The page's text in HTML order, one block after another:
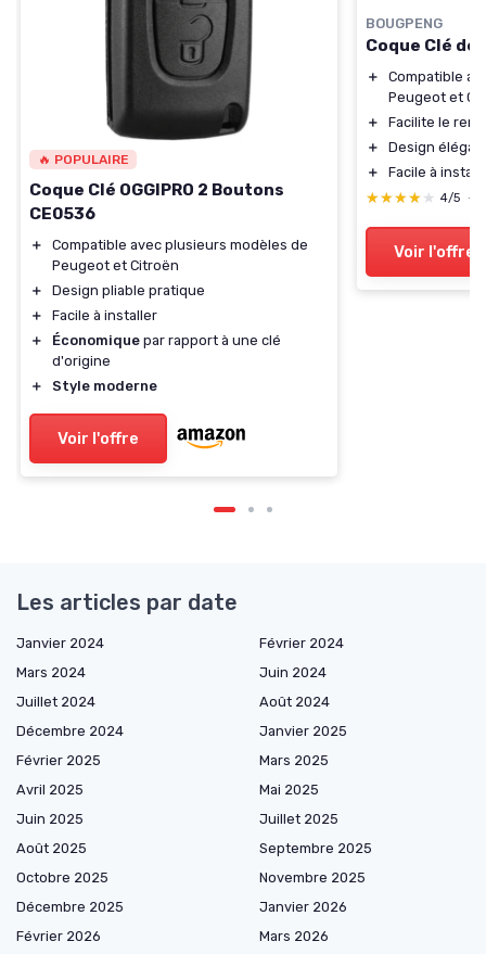
🔥 POPULAIRE
Coque Clé OGGIPRO 2 Boutons
CE0536
＋
Compatible avec plusieurs modèles de
Peugeot et Citroën
＋
Design pliable pratique
＋
Facile à installer
＋
Économique par rapport à une clé
d'origine
＋
Style moderne
Voir l'offre
BOUGPENG
Coque Clé
＋
Compatible
Peugeot et
＋
Facilite le
＋
Design
＋
Facile à
★★★★★
★★★★★ 4/5 —
Voir l'offre
Les articles par date
Janvier 2024
Février 2024
Mars 2024
Juin 2024
Juillet 2024
Août 2024
Décembre 2024
Janvier 2025
Février 2025
Mars 2025
Avril 2025
Mai 2025
Juin 2025
Juillet 2025
Août 2025
Septembre 2025
Octobre 2025
Novembre 2025
Décembre 2025
Janvier 2026
Février 2026
Mars 2026